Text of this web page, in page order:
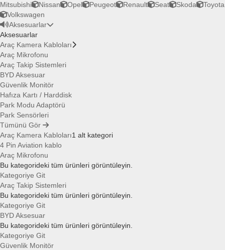
Mitsubishi
Nissan Opel Peugeot Renault Seat Skoda
Toyota
Volkswagen
Aksesuarlar
Aksesuarlar
Araç Kamera Kabloları
Araç Mikrofonu
Araç Takip Sistemleri
BYD Aksesuar
Güvenlik Monitör
Hafıza Kartı / Harddisk
Park Modu Adaptörü
Park Sensörleri
Tümünü Gör
Araç Kamera Kabloları1 alt kategori
4 Pin Aviation kablo
Araç Mikrofonu
Bu kategorideki tüm ürünleri görüntüleyin.
Kategoriye Git
Araç Takip Sistemleri
Bu kategorideki tüm ürünleri görüntüleyin.
Kategoriye Git
BYD Aksesuar
Bu kategorideki tüm ürünleri görüntüleyin.
Kategoriye Git
Güvenlik Monitör